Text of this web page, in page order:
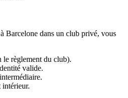
Barcelone dans un club privé, vous
le règlement du club).
valide.
intérieur.